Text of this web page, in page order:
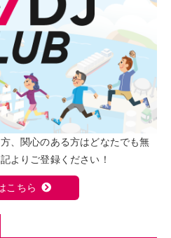
、関心のある方はどなたでも無
よりご登録ください！
こちら